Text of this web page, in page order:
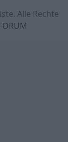
Alle Rechte
FORUM